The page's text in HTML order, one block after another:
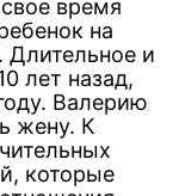
время
на
Длительное и
лет назад,
Валерию
жену. К
которые